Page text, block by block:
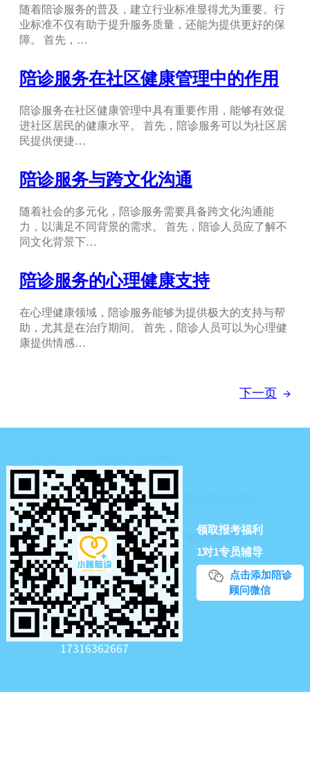
随着陪诊服务的普及，建立行业标准显得尤为重要。行
业标准不仅有助于提升服务质量，还能为提供更好的保
障。 首先，…
陪诊服务在社区健康管理中的作用
陪诊服务在社区健康管理中具有重要作用，能够有效促
进社区居民的健康水平。 首先，陪诊服务可以为社区居
民提供便捷…
陪诊服务与跨文化沟通
随着社会的多元化，陪诊服务需要具备跨文化沟通能
力，以满足不同背景的需求。 首先，陪诊人员应了解不
同文化背景下…
陪诊服务的心理健康支持
在心理健康领域，陪诊服务能够为提供极大的支持与帮
助，尤其是在治疗期间。 首先，陪诊人员可以为心理健
康提供情感…
下一页 →
https://www.zhipianrenhi.com/
SitemapTag陪诊师考试报名陪诊师报考
陪诊师平台
深圳市龙岗区绿集社商贸中心粤ICP备2020086905号-11
17316362667
领取报考福利
1对1专员辅导
顾问微信